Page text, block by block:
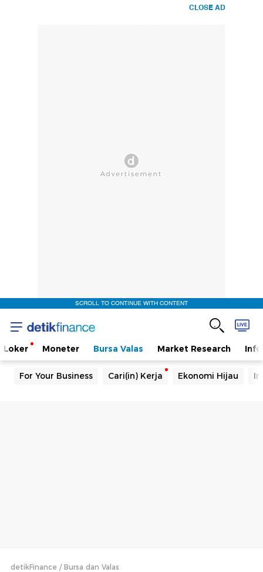
CLOSE AD
SCROLL TO CONTINUE WITH CONTENT
Loker Moneter Bursa Valas Market Research
For Your Business Cari(in) Kerja Ekonomi Hijau
detikFinance Bursa dan Valas